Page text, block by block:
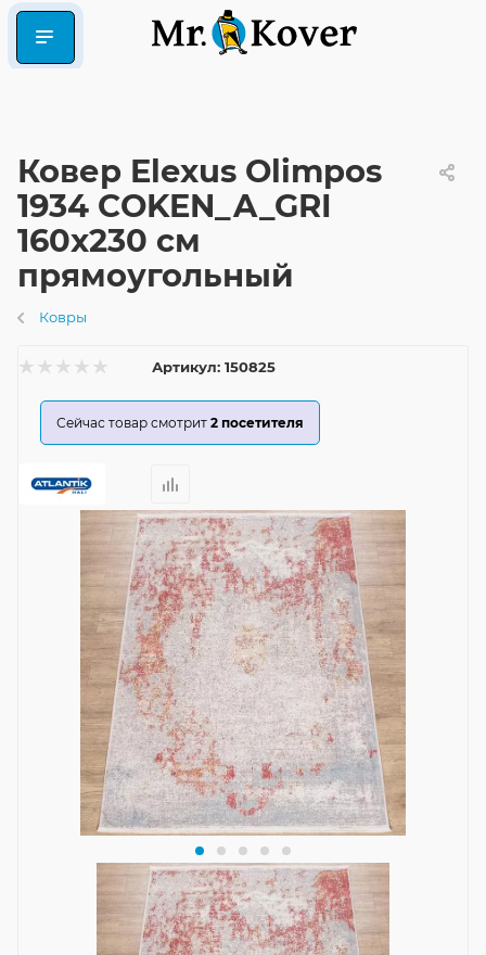
Ковер Elexus Olimpos
1934 COKEN_A_GRI
160x230 см
прямоугольный
Ковры
Артикул: 150825
Сейчас товар смотрит 2 посетителя